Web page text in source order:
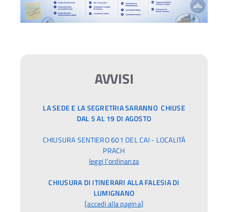
AVVISI
LA SEDE E LA SEGRETRIA SARANNO CHIUSE
DAL 5 AL 19 DI AGOSTO
CHIUSURA SENTIERO 601 DEL CAI - LOCALITÀ
PRACH
leggi l'ordinanza
CHIUSURA DI ITINERARI ALLA FALESIA DI
LUMIGNANO
[accedi alla pagina]